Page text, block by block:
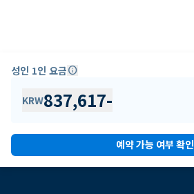
성인 1인 요금info
KRW837,617-
예약 가능 여부 확인